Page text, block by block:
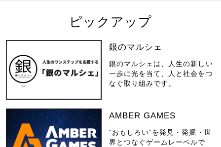
ピックアップ
銀のマルシェ
銀のマルシェは、人生の新しい
一歩に光を当て、人と社会をつ
なぐ取り組みです。
AMBER GAMES
“おもしろい”を発見・発掘・世
界とつなぐゲームレーベルで